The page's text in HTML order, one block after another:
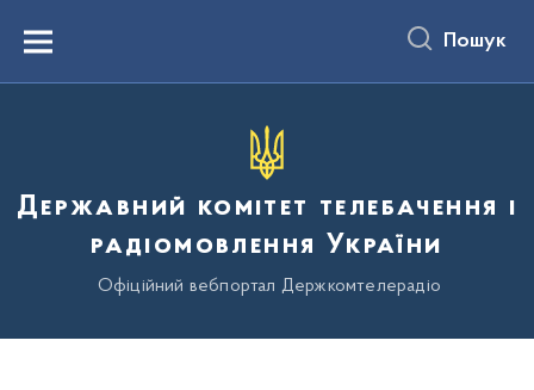
вмістуMenu Пошук
Державний комітет телебачення і
радіомовлення України
Офіційний вебпортал Держкомтелерадіо